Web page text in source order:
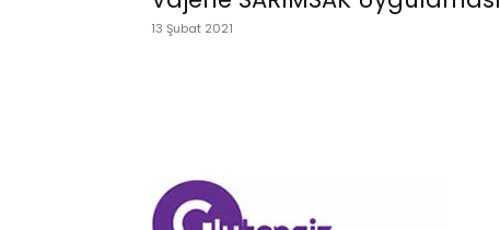
13 Şubat 2021